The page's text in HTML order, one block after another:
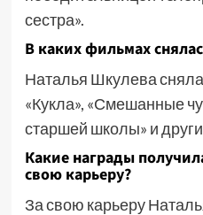
сестра».
В каких фильмах
Наталья Шкулева
«Кукла», «Смешанные
старшей школы» и
Какие награды
свою карьеру?
За свою карьеру